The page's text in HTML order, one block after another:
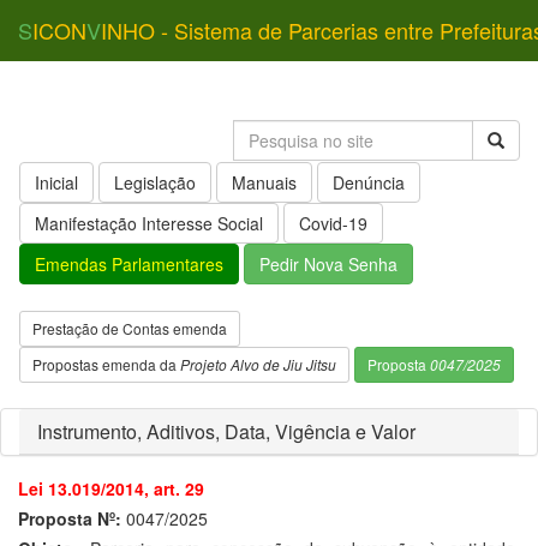
SICONVINHO - Sistema de Parcerias entre
Inicial Legislação Manuais
Denúncia
Manifestação Interesse Social
Covid-19
Emendas Parlamentares
Pedir Nova Senha
Prestação de Contas emenda
Propostas emenda da Projeto Alvo de Jiu Jitsu Proposta 0047/2025
Instrumento, Aditivos, Data, Vigência e Valor
Lei 13.019/2014, art. 29
Proposta Nº: 0047/2025